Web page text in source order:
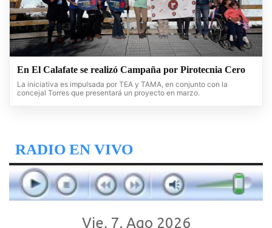
En El Calafate se realizó Campaña por Pirotecnia Cero
La iniciativa es impulsada por TEA y TAMA, en conjunto con la
concejal Torres que presentará un proyecto en marzo.
RADIO EN VIVO